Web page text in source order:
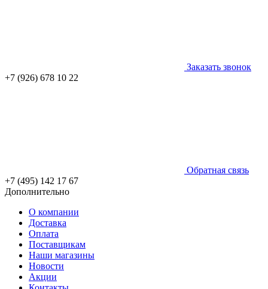
Заказать звонок
+7 (926) 678 10 22
Обратная связь
+7 (495) 142 17 67
Дополнительно
О компании
Доставка
Оплата
Поставщикам
Наши магазины
Новости
Акции